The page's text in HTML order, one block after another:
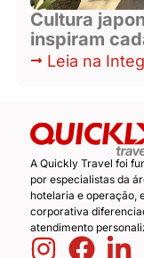
Cultura
inspiram
Leia na
A Quickly Travel foi
por especialistas da
hotelaria e operação,
corporativa
atendimento